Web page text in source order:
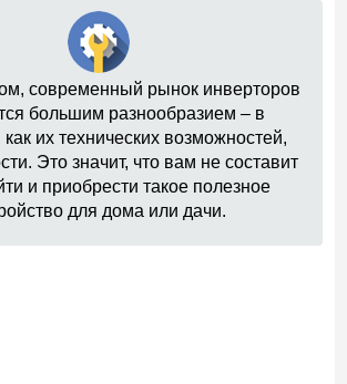
современный рынок инверторов
большим разнообразием – в
их технических возможностей,
Это значит, что вам не составит
и приобрести такое полезное
для дома или дачи.